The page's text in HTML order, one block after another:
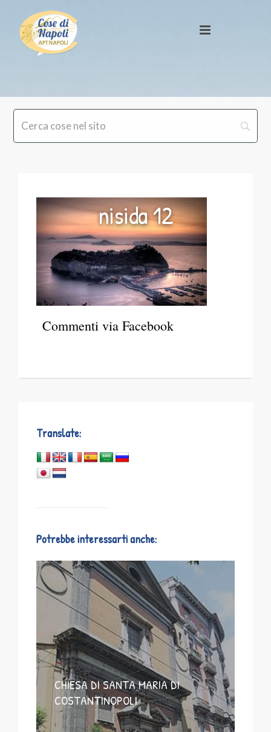
nisida 12
Commenti via Facebook
Translate:
Potrebbe interessarti anche:
CHIESA DI SANTA MARIA DI
COSTANTINOPOLI